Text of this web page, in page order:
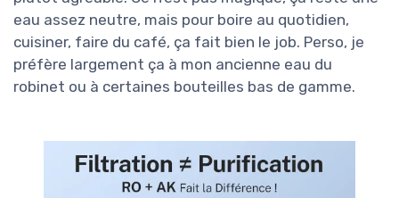
eau assez neutre, mais pour boire au quotidien,
cuisiner, faire du café, ça fait bien le job. Perso, je
préfère largement ça à mon ancienne eau du
robinet ou à certaines bouteilles bas de gamme.